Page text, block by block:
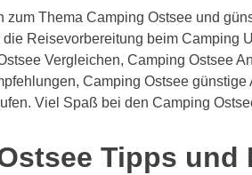
zum Thema Camping Ostsee und
Reisevorbereitung beim Camping
Vergleichen, Camping Ostsee
Camping Ostsee
Viel Spaß bei den Camping
Tipps und